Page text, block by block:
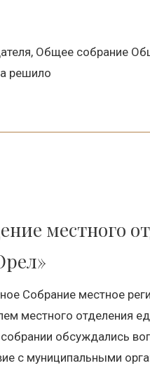
Общее собрание
решило
местного
Собрание местное
местного отделения
обсуждались
с муниципальными